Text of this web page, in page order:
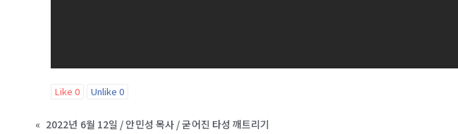
Like 0 Unlike0
« 2022년 6월 12일 / 안민성 목사 / 굳어진 타성 깨트리기